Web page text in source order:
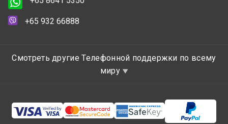
+65 932 66888
Смотреть другие Телефонной поддержки по всему
миру